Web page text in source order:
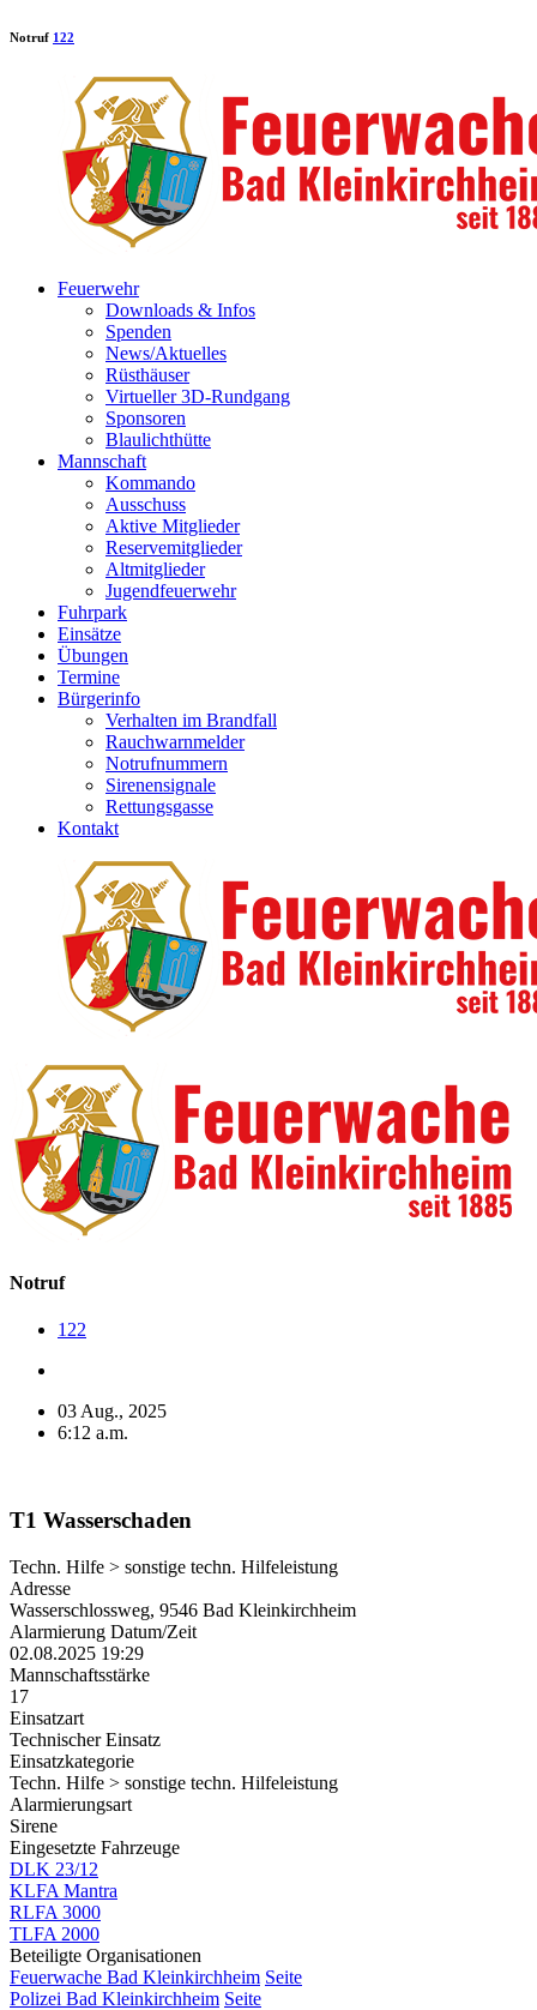
Notruf 122
Feuerwehr
Downloads & Infos
Spenden
News/Aktuelles
Rüsthäuser
Virtueller 3D-Rundgang
Sponsoren
Blaulichthütte
Mannschaft
Kommando
Ausschuss
Aktive Mitglieder
Reservemitglieder
Altmitglieder
Jugendfeuerwehr
Fuhrpark
Einsätze
Übungen
Termine
Bürgerinfo
Verhalten im Brandfall
Rauchwarnmelder
Notrufnummern
Sirenensignale
Rettungsgasse
Kontakt
Notruf
122
03 Aug., 2025
6:12 a.m.
T1 Wasserschaden
Techn. Hilfe > sonstige techn. Hilfeleistung
Adresse
Wasserschlossweg, 9546 Bad Kleinkirchheim
Alarmierung Datum/Zeit
02.08.2025 19:29
Mannschaftsstärke
17
Einsatzart
Technischer Einsatz
Einsatzkategorie
Techn. Hilfe > sonstige techn. Hilfeleistung
Alarmierungsart
Sirene
Eingesetzte Fahrzeuge
DLK 23/12
KLFA Mantra
RLFA 3000
TLFA 2000
Beteiligte Organisationen
Feuerwache Bad Kleinkirchheim Seite
Polizei Bad Kleinkirchheim Seite